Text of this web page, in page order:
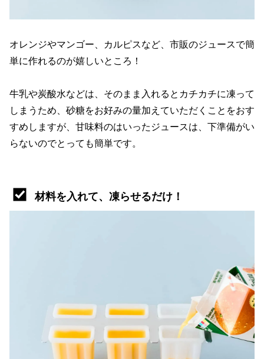
オレンジやマンゴー、カルピスなど、市販のジュースで簡
単に作れるのが嬉しいところ！
牛乳や炭酸水などは、そのまま入れるとカチカチに凍って
しまうため、砂糖をお好みの量加えていただくことをおす
すめしますが、甘味料のはいったジュースは、下準備がい
らないのでとっても簡単です。
材料を入れて、凍らせるだけ！